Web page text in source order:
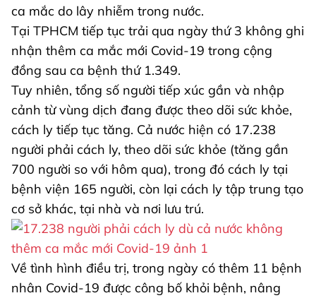
ca mắc do lây nhiễm trong nước.
Tại TPHCM tiếp tục trải qua ngày thứ 3 không ghi
nhận thêm ca mắc mới Covid-19 trong cộng
đồng sau ca bệnh thứ 1.349.
Tuy nhiên, tổng số người tiếp xúc gần và nhập
cảnh từ vùng dịch đang được theo dõi sức khỏe,
cách ly tiếp tục tăng. Cả nước hiện có 17.238
người phải cách ly, theo dõi sức khỏe (tăng gần
700 người so với hôm qua), trong đó cách ly tại
bệnh viện 165 người, còn lại cách ly tập trung tạo
cơ sở khác, tại nhà và nơi lưu trú.
Về tình hình điều trị, trong ngày có thêm 11 bệnh
nhân Covid-19 được công bố khỏi bệnh, nâng